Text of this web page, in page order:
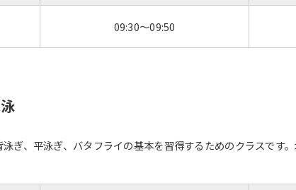
09:30～09:50
ぎ、平泳ぎ、バタフライの基本を習得するためのクラスで